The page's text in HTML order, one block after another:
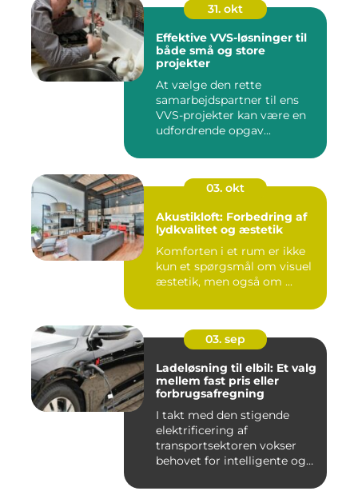
31. okt
Effektive VVS-løsninger til
både små og store
projekter
At vælge den rette
samarbejdspartner til ens
VVS-projekter kan være en
udfordrende opgav...
03. okt
Akustikloft: Forbedring af
lydkvalitet og æstetik
Komforten i et rum er ikke
kun et spørgsmål om visuel
æstetik, men også om ...
03. sep
Ladeløsning til elbil: Et valg
mellem fast pris eller
forbrugsafregning
I takt med den stigende
elektrificering af
transportsektoren vokser
behovet for intelligente og